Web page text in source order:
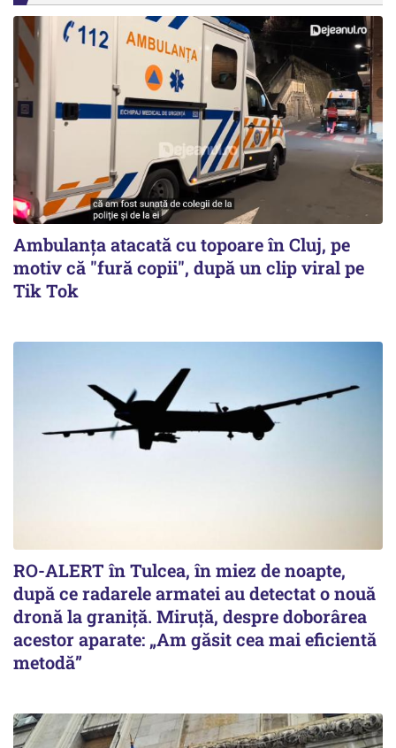
Ambulanța atacată cu topoare în Cluj, pe
motiv că "fură copii", după un clip viral pe
Tik Tok
RO-ALERT în Tulcea, în miez de noapte,
după ce radarele armatei au detectat o nouă
dronă la graniță. Miruță, despre doborârea
acestor aparate: „Am găsit cea mai eficientă
metodă”